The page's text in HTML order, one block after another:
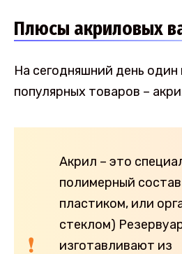
Плюсы акриловых
На сегодняшний день один
популярных товаров –
Акрил – это
полимерный
пластиком, или
стеклом)
изготавливают из